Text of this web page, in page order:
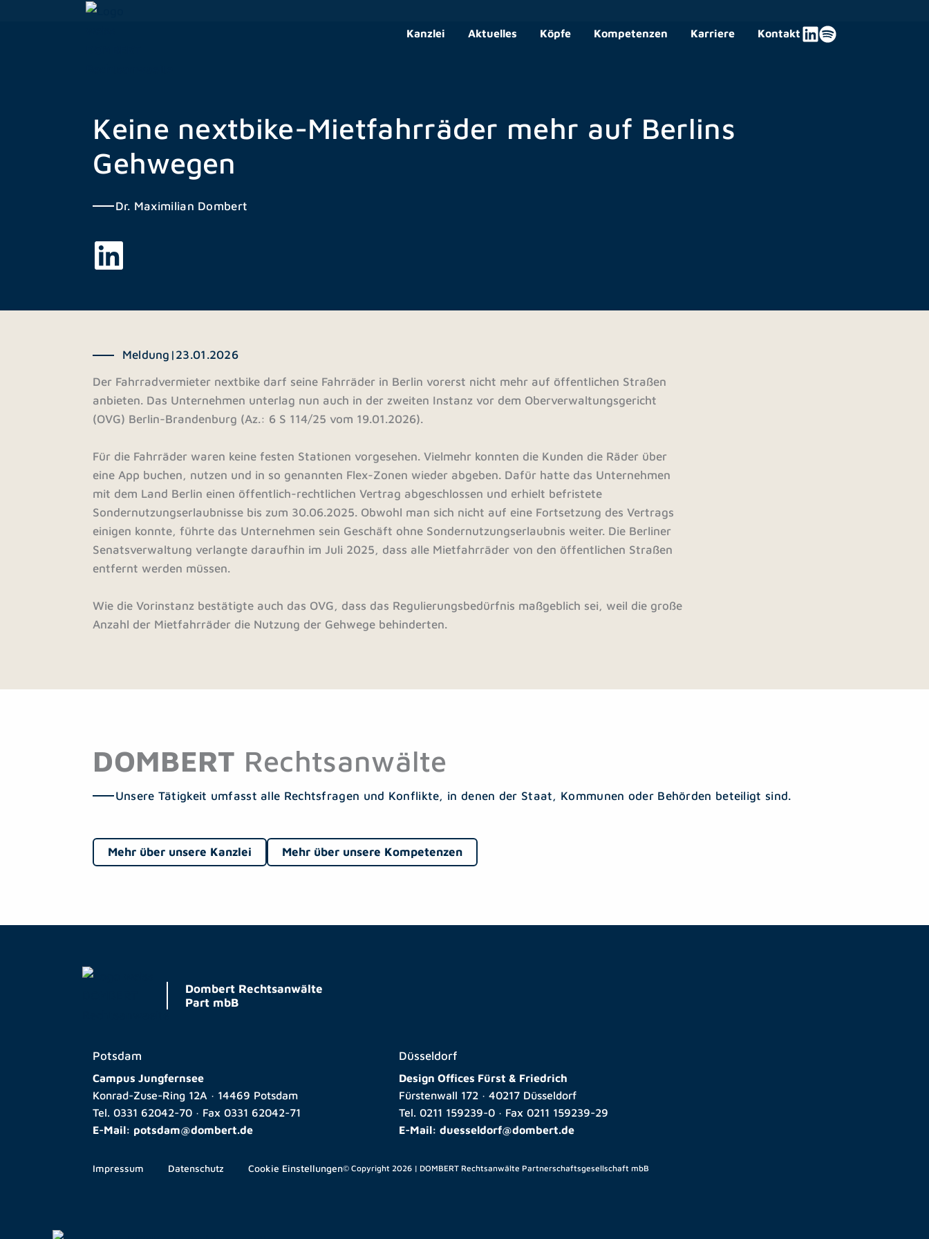
Kanzlei Aktuelles Köpfe Kompetenzen Karriere Kontakt
Keine nextbike-Mietfahrräder mehr auf Berlins
Gehwegen
Dr. Maximilian Dombert
Meldung | 23.01.2026
Der Fahrradvermieter nextbike darf seine Fahrräder in Berlin vorerst nicht mehr auf öffentlichen Straßen
anbieten. Das Unternehmen unterlag nun auch in der zweiten Instanz vor dem Oberverwaltungsgericht
(OVG) Berlin-Brandenburg (Az.: 6 S 114/25 vom 19.01.2026).
Für die Fahrräder waren keine festen Stationen vorgesehen. Vielmehr konnten die Kunden die Räder über
eine App buchen, nutzen und in so genannten Flex-Zonen wieder abgeben. Dafür hatte das Unternehmen
mit dem Land Berlin einen öffentlich-rechtlichen Vertrag abgeschlossen und erhielt befristete
Sondernutzungserlaubnisse bis zum 30.06.2025. Obwohl man sich nicht auf eine Fortsetzung des Vertrags
einigen konnte, führte das Unternehmen sein Geschäft ohne Sondernutzungserlaubnis weiter. Die Berliner
Senatsverwaltung verlangte daraufhin im Juli 2025, dass alle Mietfahrräder von den öffentlichen Straßen
entfernt werden müssen.
Wie die Vorinstanz bestätigte auch das OVG, dass das Regulierungsbedürfnis maßgeblich sei, weil die große
Anzahl der Mietfahrräder die Nutzung der Gehwege behinderten.
DOMBERT Rechtsanwälte
Unsere Tätigkeit umfasst alle Rechtsfragen und Konflikte, in denen der Staat, Kommunen oder Behörden beteiligt sind.
Mehr über unsere Kanzlei Mehr über unsere Kompetenzen
Dombert Rechtsanwälte
Part mbB
Potsdam
Campus Jungfernsee
Konrad-Zuse-Ring 12A · 14469 Potsdam
Tel.0331 62042-70 · Fax0331 62042-71
E-Mail: potsdam@dombert.de
Düsseldorf
Design Offices Fürst & Friedrich
Fürstenwall 172 · 40217 Düsseldorf
Tel.0211 159239-0 · Fax0211 159239-29
E-Mail:duesseldorf@dombert.de
Impressum Datenschutz Cookie Einstellungen© Copyright 2026 | DOMBERT Rechtsanwälte Partnerschaftsgesellschaft mbB